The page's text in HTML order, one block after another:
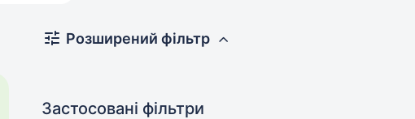
Розширений фільтр
Застосовані фільтри